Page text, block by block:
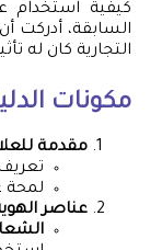
كيفية استخدام
السابقة، أدركت
التجارية كان له
مكونات
مقدمة
تعريف
لمحة
عناصر